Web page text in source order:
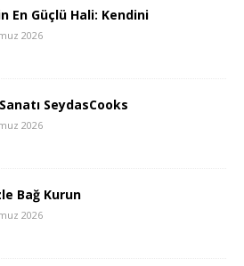
En Güçlü Hali: Kendini
2026
SeydasCooks
2026
Bağ Kurun
2026